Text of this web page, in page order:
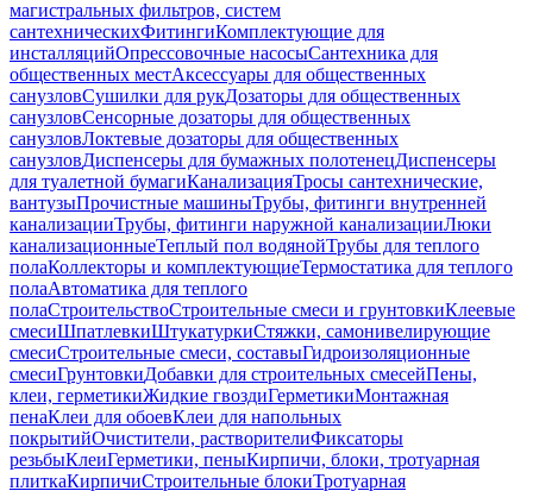
магистральных фильтров, систем
сантехническихФитингиКомплектующие для
инсталляцийОпрессовочные насосыСантехника для
общественных местАксессуары для общественных
санузловСушилки для рукДозаторы для общественных
санузловСенсорные дозаторы для общественных
санузловЛоктевые дозаторы для общественных
санузловДиспенсеры для бумажных полотенецДиспенсеры
для туалетной бумагиКанализацияТросы сантехнические,
вантузыПрочистные машиныТрубы, фитинги внутренней
канализацииТрубы, фитинги наружной канализацииЛюки
канализационныеТеплый пол водянойТрубы для теплого
полаКоллекторы и комплектующиеТермостатика для теплого
полаАвтоматика для теплого
полаСтроительствоСтроительные смеси и грунтовкиКлеевые
смесиШпатлевкиШтукатуркиСтяжки, самонивелирующие
смесиСтроительные смеси, составыГидроизоляционные
смесиГрунтовкиДобавки для строительных смесейПены,
клеи, герметикиЖидкие гвоздиГерметикиМонтажная
пенаКлеи для обоевКлеи для напольных
покрытийОчистители, растворителиФиксаторы
резьбыКлеиГерметики, пеныКирпичи, блоки, тротуарная
плиткаКирпичиСтроительные блокиТротуарная